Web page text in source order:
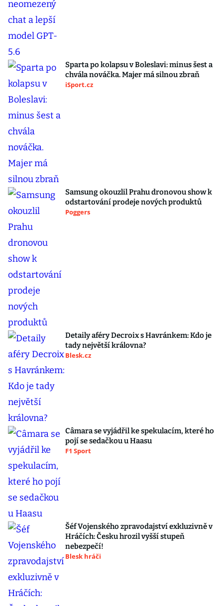
Sparta po kolapsu v Boleslavi: minus šest a
chvála nováčka. Majer má silnou zbraň
iSport.cz
Samsung okouzlil Prahu dronovou show k
odstartování prodeje nových produktů
Poggers
Detaily aféry Decroix s Havránkem: Kdo je
tady největší královna?
Blesk.cz
Câmara se vyjádřil ke spekulacím, které ho
pojí se sedačkou u Haasu
F1 Sport
Šéf Vojenského zpravodajství exkluzivně v
Hráčích: Česku hrozil vyšší stupeň
nebezpečí!
Blesk hráči